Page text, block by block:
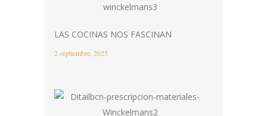
LAS COCINAS NOS FASCINAN
2 septiembre, 2025